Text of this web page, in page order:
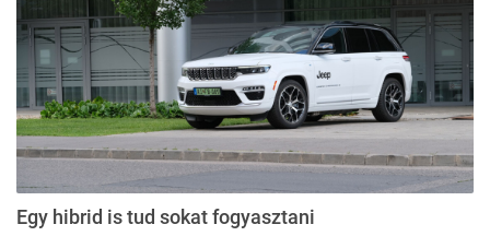
Egy hibrid is tud sokat fogyasztani